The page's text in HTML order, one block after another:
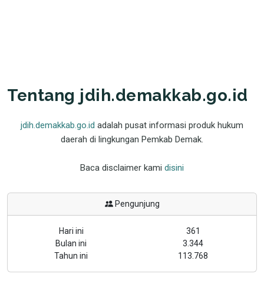
Tentang jdih.demakkab.go.id
jdih.demakkab.go.id adalah pusat informasi produk hukum
daerah di lingkungan Pemkab Demak.
Baca disclaimer kami disini
Pengunjung
Hari ini
361
Bulan ini
3.344
Tahun ini
113.768